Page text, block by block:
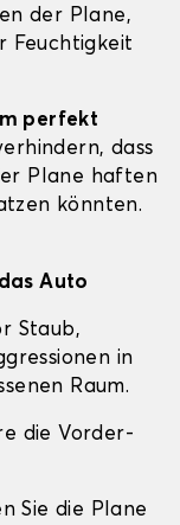
der Plane,
Feuchtigkeit
perfekt
dass
Plane haften
könnten.
Auto
Staub,
in
Raum.
die Vorder-
Sie die Plane